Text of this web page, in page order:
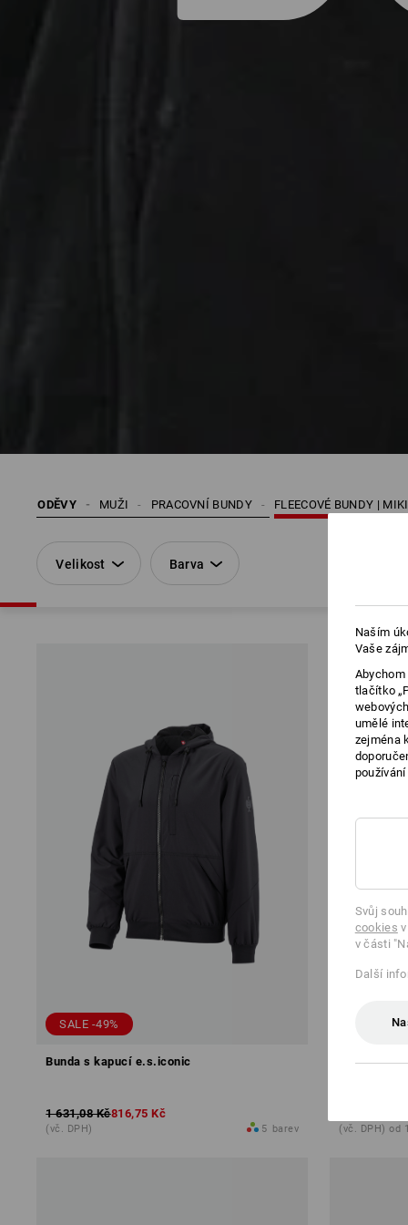
ODĚVY FLEECOVÉ BUNDY |
PRACOVNÍ BUNDY
MUŽI
Velikost Barva
SALE -49%
Bunda s kapucí e.s.iconic
1 631,08 Kč816,75 Kč
(vč. DPH) 5 barev
Bunda
(vč. DPH) od
Naším
Vaše
tlačítko
umělé
zejména
Svůj
cookies
v části
Další